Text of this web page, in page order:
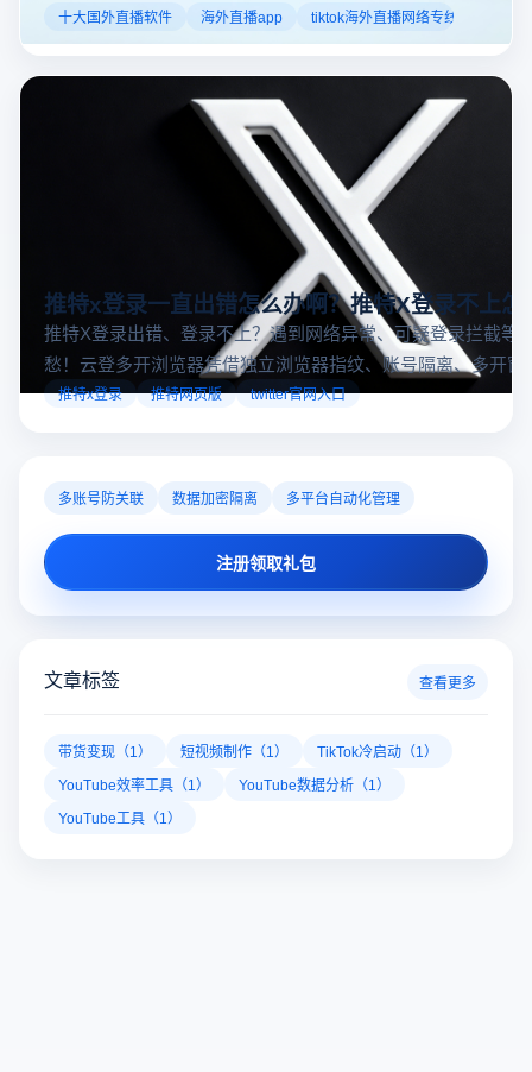
的机遇。如果你是一个跨境电商从业者，想要了解2025年十
大国外直播软件排行榜，那么你来对地方了！接下来跟着云
登多开浏览器一起来了解海外直播平台哪些最受欢迎。
十大国外直播软件 海外直播app tiktok海外直播网络专线
推特x登录一直出错怎么办啊？推特X登录不上怎
推特X登录出错、登录不上？遇到网络异常、可疑登录拦截等
愁！云登多开浏览器凭借独立浏览器指纹、账号隔离、多开窗
对性解决登录难题，让推特X登录更稳定安全～
推特x登录 推特网页版 twitter官网入口
多账号防关联 数据加密隔离 多平台自动化管理
注册领取礼包
文章标签 查看更多
带货变现（1） 短视频制作（1）
TikTok冷启动（1）
YouTube效率工具（1）
YouTube数据分析（1）
YouTube工具（1）